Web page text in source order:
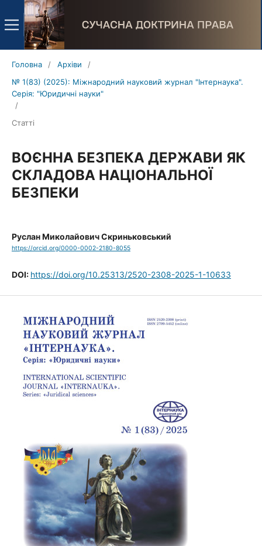
Головна / Архіви
/
№ 1(83) (2025): Міжнародний науковий журнал "Інтернаука".
Серія: "Юридичні науки"
/
Статті
ВОЄННА БЕЗПЕКА ДЕРЖАВИ ЯК
СКЛАДОВА НАЦІОНАЛЬНОЇ
БЕЗПЕКИ
Руслан Миколайович Скриньковський
https://orcid.org/0000-0002-2180-8055
DOI: https://doi.org/10.25313/2520-2308-2025-1-10633